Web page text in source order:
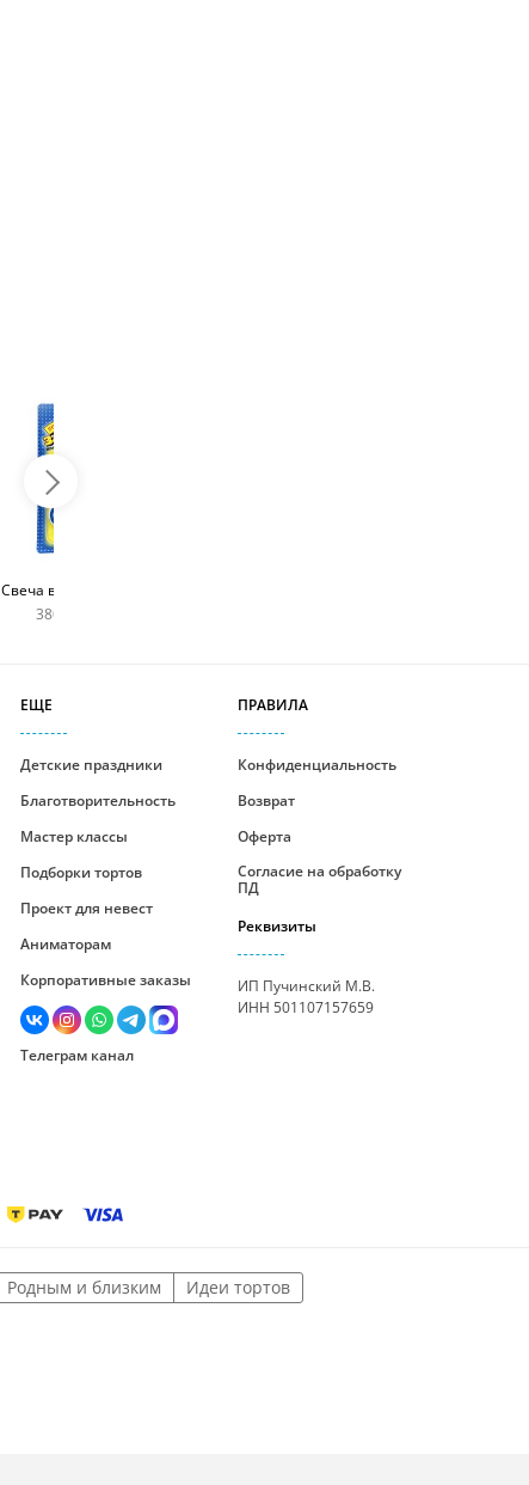
Свеча в виде цифры
380 руб шт
ЕЩЕ
Детские праздники
Благотворительность
Мастер классы
Подборки тортов
Проект для невест
Аниматорам
Корпоративные заказы
Телеграм канал
ПРАВИЛА
Конфиденциальность
Возврат
Оферта
Согласие на обработку
ПД
Реквизиты
ИП Пучинский М.В.
ИНН 501107157659
Родным и близким Идеи тортов